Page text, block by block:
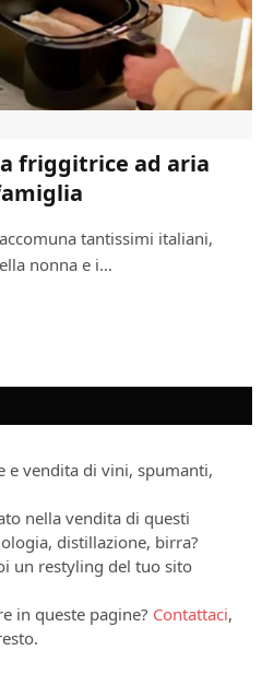
friggitrice ad aria
tantissimi italiani,
nonna e i…
e vendita di vini, spumanti,
nella vendita di questi
distillazione, birra?
un restyling del tuo sito
in queste pagine? Contattaci,